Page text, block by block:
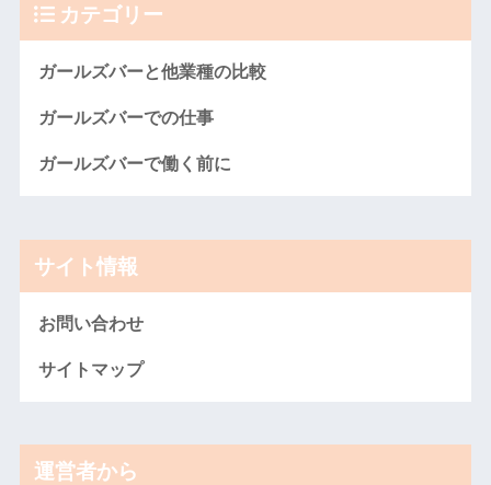
カテゴリー
ガールズバーと他業種の比較
ガールズバーでの仕事
ガールズバーで働く前に
サイト情報
お問い合わせ
サイトマップ
運営者から